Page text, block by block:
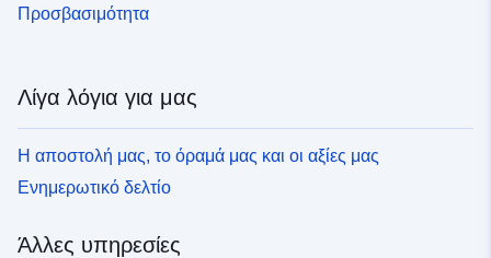
Προσβασιμότητα
Λίγα λόγια για μας
Η αποστολή μας, το όραμά μας και οι αξίες μας
Ενημερωτικό δελτίο
Άλλες υπηρεσίες